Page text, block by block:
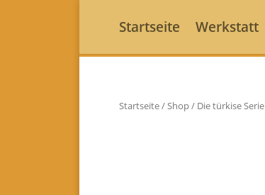
Startseite Werkstatt
Startseite/Shop/ Die türkise Serie